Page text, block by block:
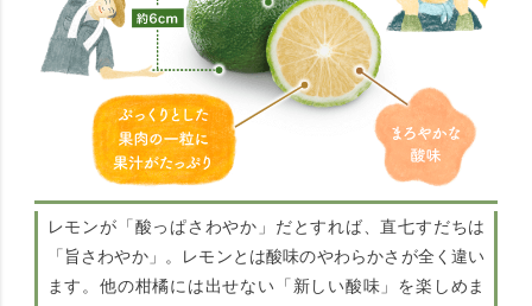
レモンが「酸っぱさわやか」だとすれば、直七すだちは
「旨さわやか」。レモンとは酸味のやわらかさが全く違い
ます。他の柑橘には出せない「新しい酸味」を楽しめま